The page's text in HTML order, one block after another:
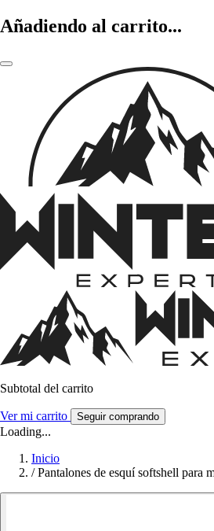
Añadiendo al carrito...
Subtotal del carrito
Ver mi carrito Seguir comprando
Loading...
Inicio
/ Pantalones de esquí softshell para